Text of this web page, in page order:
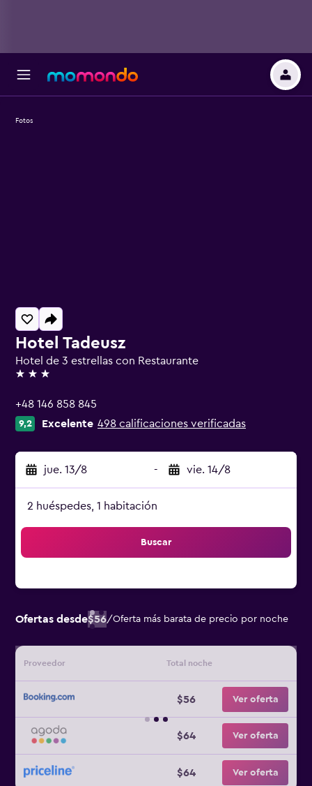
Hotel Tadeusz
Hotel de 3 estrellas con Restaurante
3 estrellas
+48 146 858 845
9,2 Excelente 498 calificaciones verificadas
jue. 13/8 - vie. 14/8
2 huéspedes, 1 habitación
Buscar
Ofertas desde$56/Oferta más barata de precio por noche
Proveedor Total noche
$56 Ver oferta
$64 Ver oferta
$64 Ver oferta
Fotos